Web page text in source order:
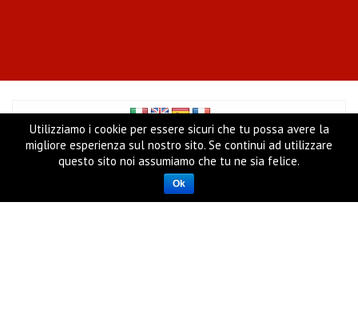
Copyright ©Europ Sms Ltd- UK Company Reg. N. 06716543
- VAT 948204612, 22 East cheap, EC3M 1EU, LONDON (UK)
Cookie Policy|Privacy Policy|Condizioni Generali del
Utilizziamo i cookie per essere sicuri che tu possa avere la
migliore esperienza sul nostro sito. Se continui ad utilizzare
questo sito noi assumiamo che tu ne sia felice.
Ok